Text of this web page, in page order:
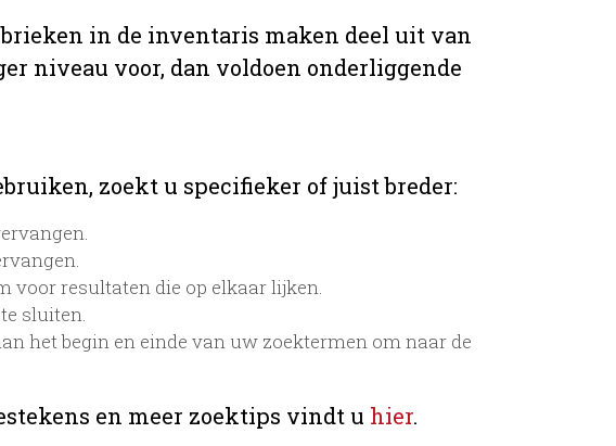
in de inventaris maken deel uit van
niveau voor, dan voldoen onderliggende
zoekt u specifieker of juist breder:
voor resultaten die op elkaar lijken.
sluiten.
het begin en einde van uw zoektermen om naar de
en meer zoektips vindt u hier.